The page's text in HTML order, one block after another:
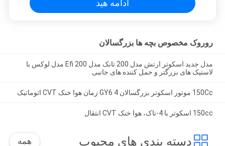
ادامه هید
روروک مخصوص بچه ها بزرگسالان
مدل جدید اسکوتر ارتش مدل 200 تانک مدل 200 Efi مدل لوکس با
لاستیک های بزرگتر و حمل کننده های جانبی
150Cc موتور اسکوتر بزرگسالان GY6 4 زمان هوا خنک CVT اتوماتیک
150cc اسکوتر با 4-تاک، هوا خنک CVT انتقال
دسته بندی های محبوب همه